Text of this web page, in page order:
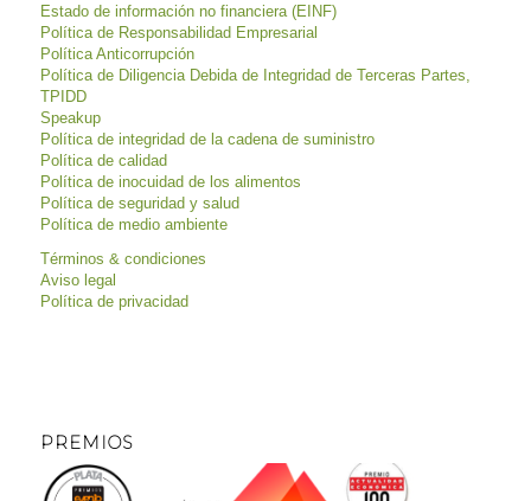
Estado de información no financiera (EINF)
Política de Responsabilidad Empresarial
Política Anticorrupción
Política de Diligencia Debida de Integridad de Terceras Partes,
TPIDD
Speakup
Política de integridad de la cadena de suministro
Política de calidad
Política de inocuidad de los alimentos
Política de seguridad y salud
Política de medio ambiente
Términos & condiciones
Aviso legal
Política de privacidad
PREMIOS